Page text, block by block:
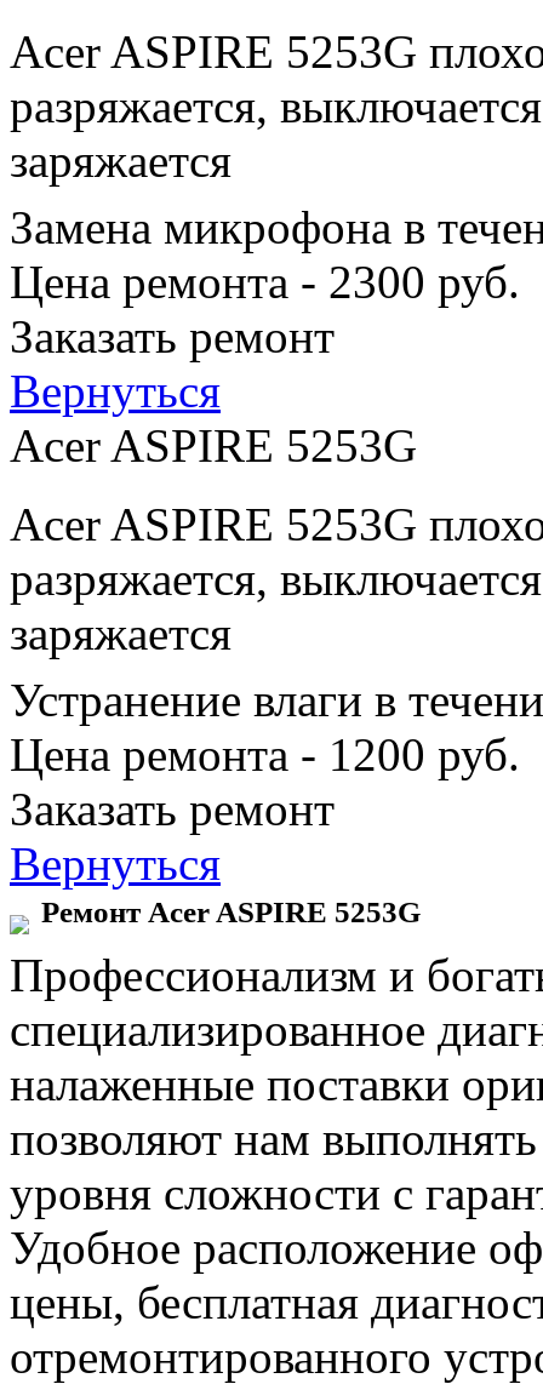
Acer ASPIRE 5253G
разряжается,
заряжается
Замена микрофона в
Цена ремонта - 2300 руб.
Заказать ремонт
Вернуться
Acer ASPIRE 5253G
Acer ASPIRE 5253G
разряжается,
заряжается
Устранение влаги в
Цена ремонта - 1200 руб.
Заказать ремонт
Вернуться
Ремонт Acer ASPIRE 5253G
Профессионализм и
специализированное
налаженные поставки
позволяют нам
уровня сложности с
Удобное расположение
цены, бесплатная
отремонтированного